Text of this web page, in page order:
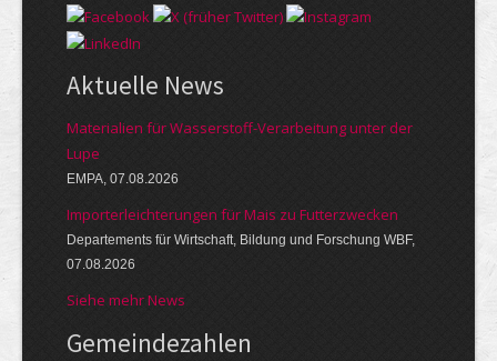
Aktuelle News
Materialien für Wasserstoff-Verarbeitung unter der
Lupe
EMPA, 07.08.2026
Importerleichterungen für Mais zu Futterzwecken
Departements für Wirtschaft, Bildung und Forschung WBF,
07.08.2026
Siehe mehr News
Gemeinde­zahlen